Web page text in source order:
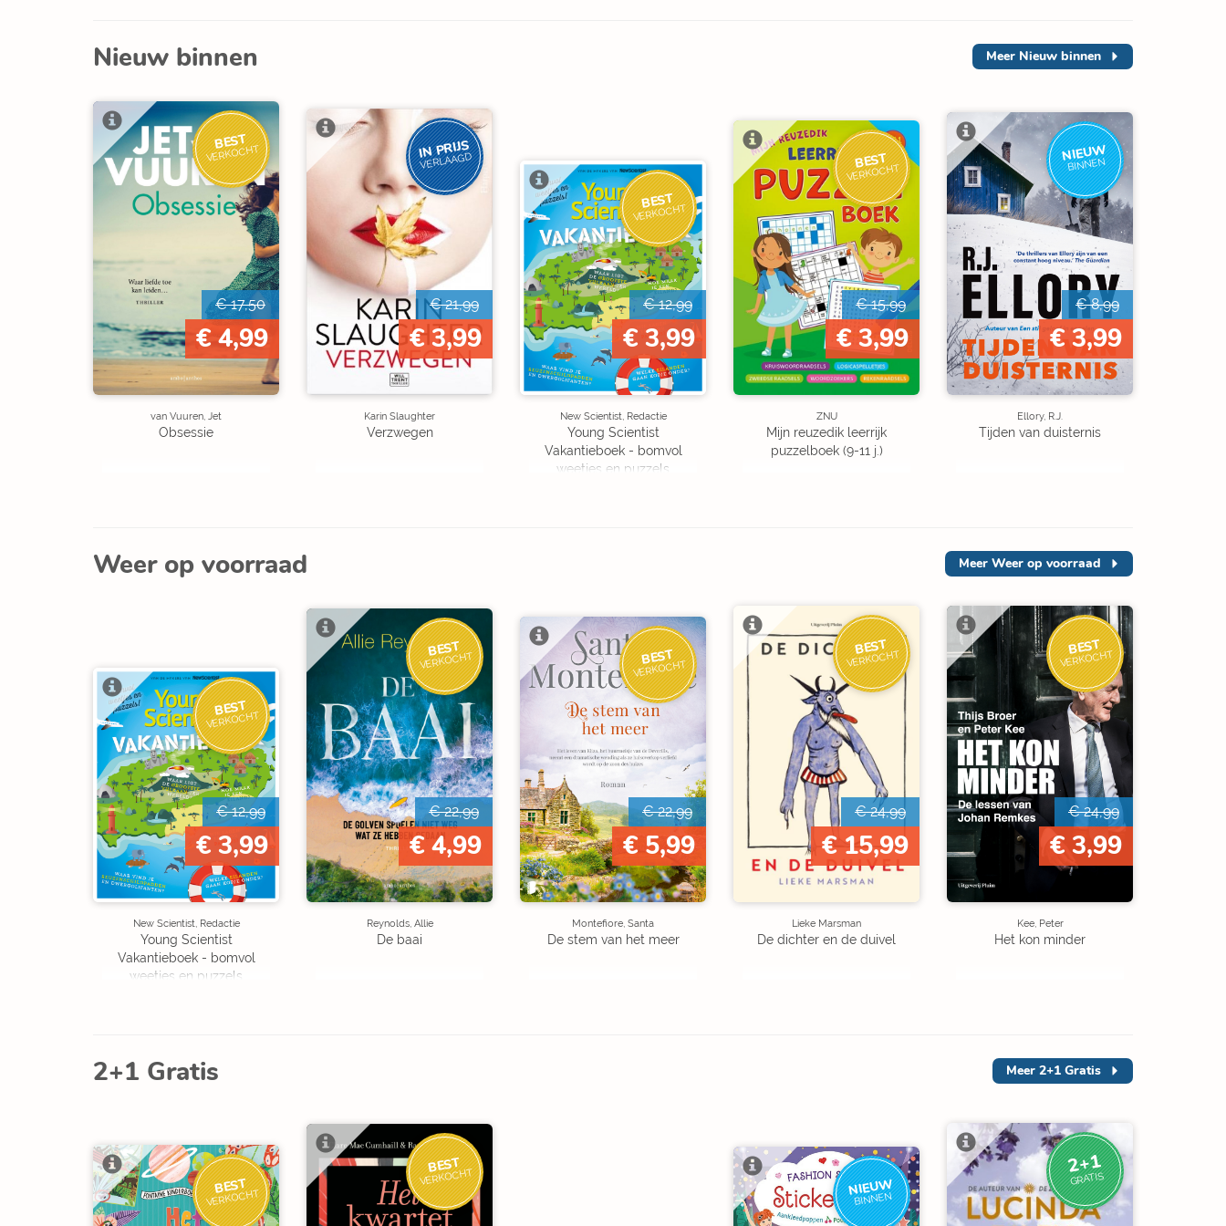
Nieuw binnen Meer Nieuw binnen
BEST
VERKOCHT
€ 17,50
€ 4,99
van Vuuren, Jet
Obsessie
IN PRIJS
VERLAAGD
€ 21,99
€ 3,99
Karin Slaughter
Verzwegen
BEST
VERKOCHT
€ 12,99
€ 3,99
New Scientist, Redactie
Young Scientist
Vakantieboek - bomvol
weetjes en puzzels
BEST
VERKOCHT
€ 15,99
€ 3,99
ZNU
Mijn reuzedik leerrijk
puzzelboek (9-11 j.)
NIEUW
BINNEN
€ 8,99
€ 3,99
Ellory, R.J.
Tijden van duisternis
Weer op voorraad Meer Weer op voorraad
BEST
VERKOCHT
€ 12,99
€ 3,99
New Scientist, Redactie
Young Scientist
Vakantieboek - bomvol
weetjes en puzzels
BEST
VERKOCHT
€ 22,99
€ 4,99
Reynolds, Allie
De baai
BEST
VERKOCHT
€ 22,99
€ 5,99
Montefiore, Santa
De stem van het meer
BEST
VERKOCHT
€ 24,99
€ 15,99
Lieke Marsman
De dichter en de duivel
BEST
VERKOCHT
€ 24,99
€ 3,99
Kee, Peter
Het kon minder
2+1 Gratis Meer 2+1 Gratis
BEST
VERKOCHT
BEST
VERKOCHT NIEUW
BINNEN
2+1
GRATIS